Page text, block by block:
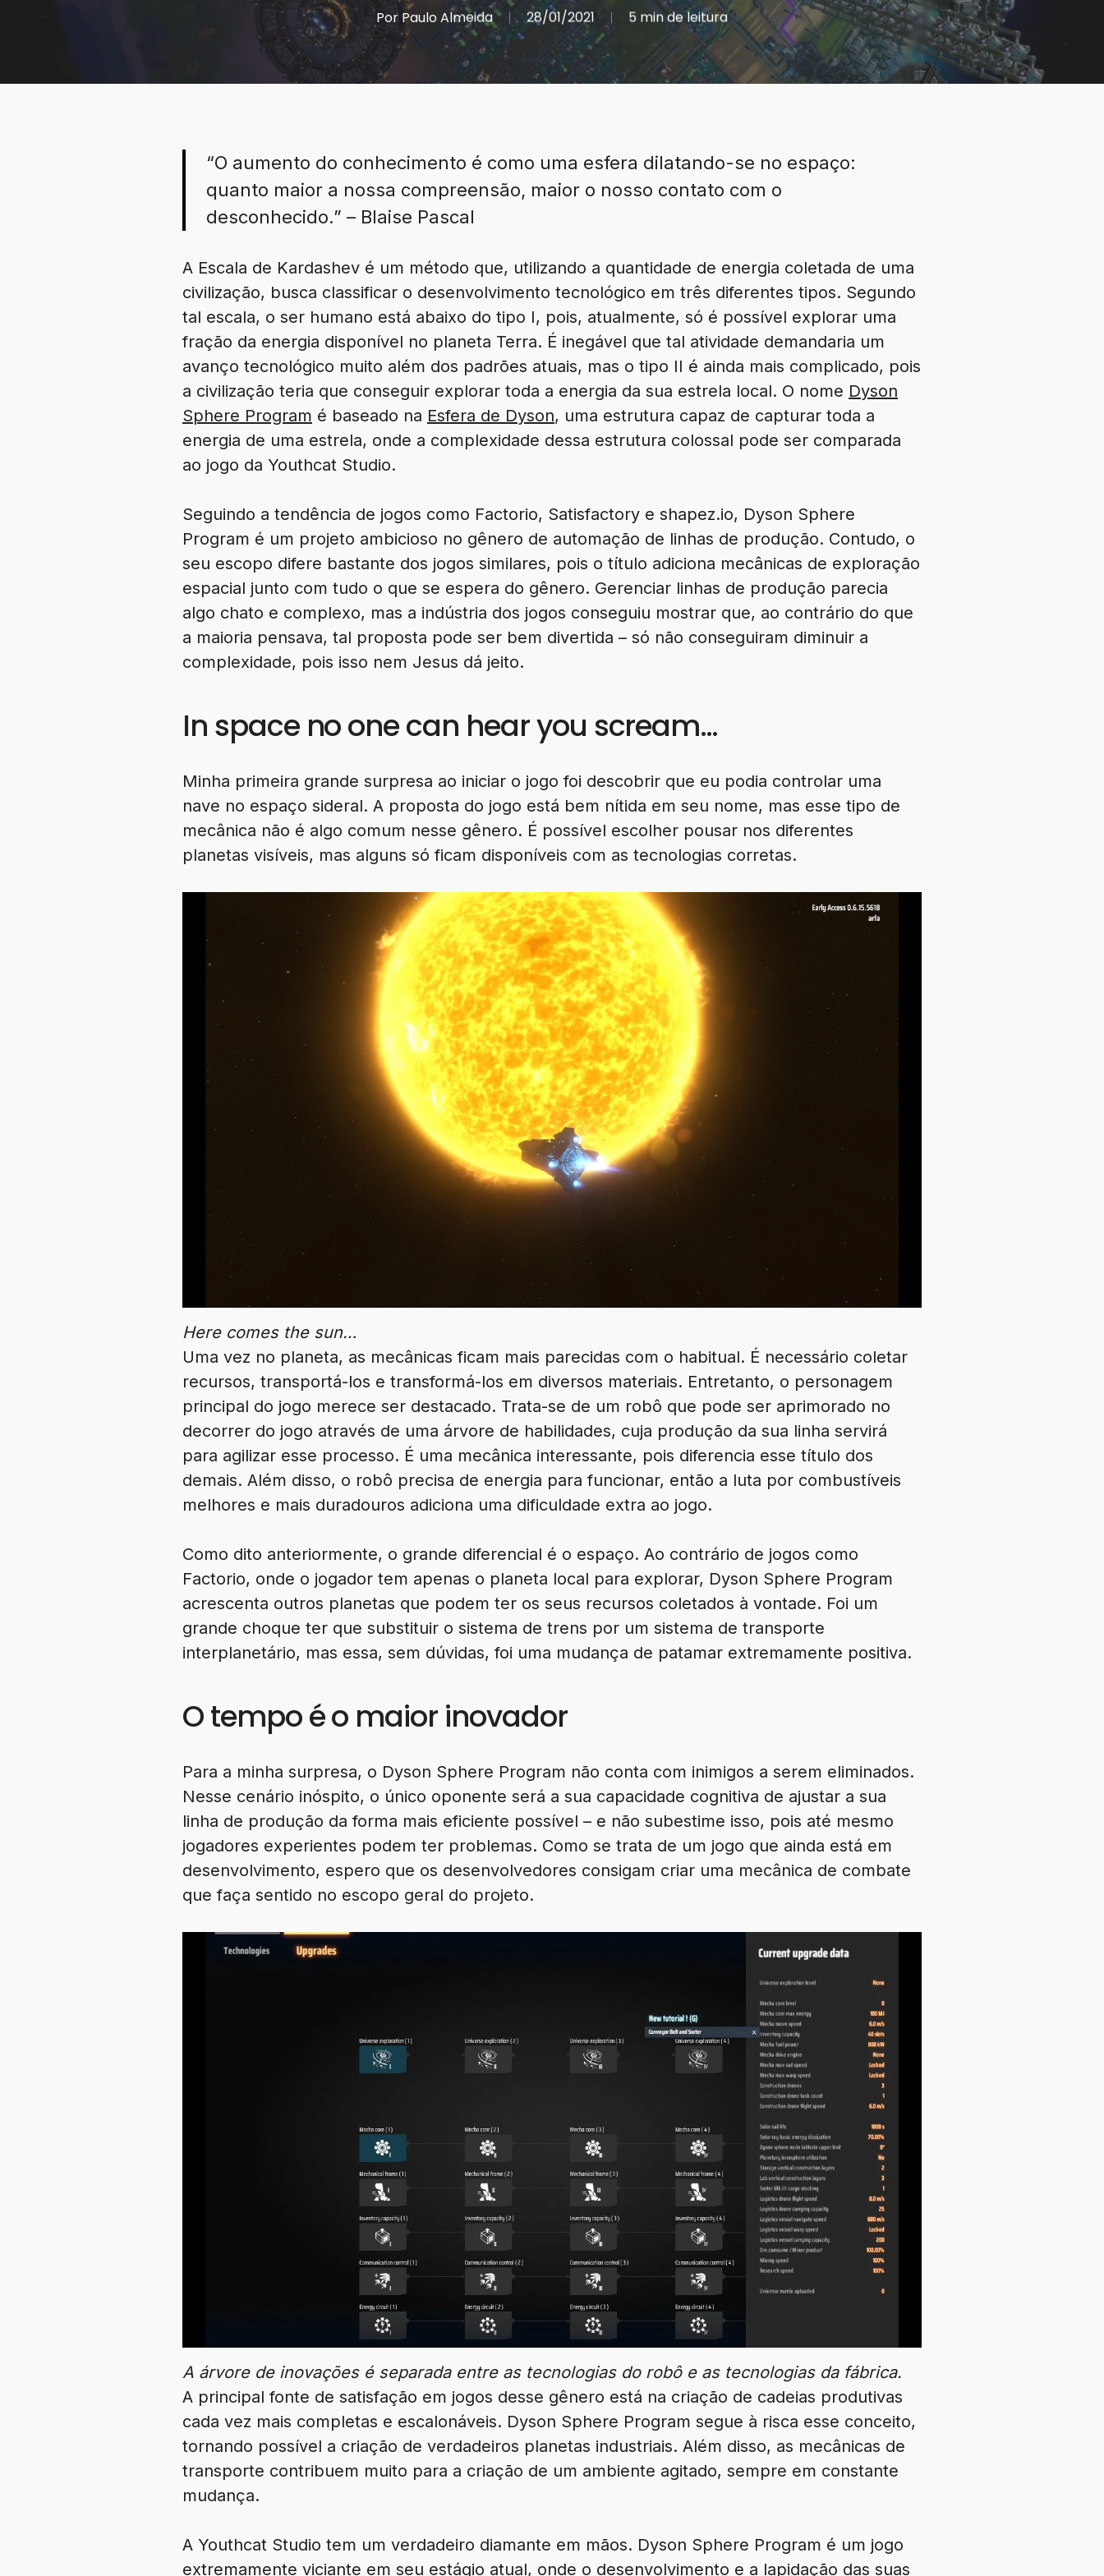
Por Paulo Almeida 28/01/2021 5 min de leitura
“O aumento do conhecimento é como uma esfera dilatando-se no espaço:
quanto maior a nossa compreensão, maior o nosso contato com o
desconhecido.” – Blaise Pascal
A Escala de Kardashev é um método que, utilizando a quantidade de energia coletada de uma
civilização, busca classificar o desenvolvimento tecnológico em três diferentes tipos. Segundo
tal escala, o ser humano está abaixo do tipo I, pois, atualmente, só é possível explorar uma
fração da energia disponível no planeta Terra. É inegável que tal atividade demandaria um
avanço tecnológico muito além dos padrões atuais, mas o tipo II é ainda mais complicado, pois
a civilização teria que conseguir explorar toda a energia da sua estrela local. O nome Dyson
Sphere Program é baseado na Esfera de Dyson, uma estrutura capaz de capturar toda a
energia de uma estrela, onde a complexidade dessa estrutura colossal pode ser comparada
ao jogo da Youthcat Studio.
Seguindo a tendência de jogos como Factorio, Satisfactory e shapez.io, Dyson Sphere
Program é um projeto ambicioso no gênero de automação de linhas de produção. Contudo, o
seu escopo difere bastante dos jogos similares, pois o título adiciona mecânicas de exploração
espacial junto com tudo o que se espera do gênero. Gerenciar linhas de produção parecia
algo chato e complexo, mas a indústria dos jogos conseguiu mostrar que, ao contrário do que
a maioria pensava, tal proposta pode ser bem divertida – só não conseguiram diminuir a
complexidade, pois isso nem Jesus dá jeito.
In space no one can hear you scream…
Minha primeira grande surpresa ao iniciar o jogo foi descobrir que eu podia controlar uma
nave no espaço sideral. A proposta do jogo está bem nítida em seu nome, mas esse tipo de
mecânica não é algo comum nesse gênero. É possível escolher pousar nos diferentes
planetas visíveis, mas alguns só ficam disponíveis com as tecnologias corretas.
Here comes the sun…
Uma vez no planeta, as mecânicas ficam mais parecidas com o habitual. É necessário coletar
recursos, transportá-los e transformá-los em diversos materiais. Entretanto, o personagem
principal do jogo merece ser destacado. Trata-se de um robô que pode ser aprimorado no
decorrer do jogo através de uma árvore de habilidades, cuja produção da sua linha servirá
para agilizar esse processo. É uma mecânica interessante, pois diferencia esse título dos
demais. Além disso, o robô precisa de energia para funcionar, então a luta por combustíveis
melhores e mais duradouros adiciona uma dificuldade extra ao jogo.
Como dito anteriormente, o grande diferencial é o espaço. Ao contrário de jogos como
Factorio, onde o jogador tem apenas o planeta local para explorar, Dyson Sphere Program
acrescenta outros planetas que podem ter os seus recursos coletados à vontade. Foi um
grande choque ter que substituir o sistema de trens por um sistema de transporte
interplanetário, mas essa, sem dúvidas, foi uma mudança de patamar extremamente positiva.
O tempo é o maior inovador
Para a minha surpresa, o Dyson Sphere Program não conta com inimigos a serem eliminados.
Nesse cenário inóspito, o único oponente será a sua capacidade cognitiva de ajustar a sua
linha de produção da forma mais eficiente possível – e não subestime isso, pois até mesmo
jogadores experientes podem ter problemas. Como se trata de um jogo que ainda está em
desenvolvimento, espero que os desenvolvedores consigam criar uma mecânica de combate
que faça sentido no escopo geral do projeto.
A árvore de inovações é separada entre as tecnologias do robô e as tecnologias da fábrica.
A principal fonte de satisfação em jogos desse gênero está na criação de cadeias produtivas
cada vez mais completas e escalonáveis. Dyson Sphere Program segue à risca esse conceito,
tornando possível a criação de verdadeiros planetas industriais. Além disso, as mecânicas de
transporte contribuem muito para a criação de um ambiente agitado, sempre em constante
mudança.
A Youthcat Studio tem um verdadeiro diamante em mãos. Dyson Sphere Program é um jogo
extremamente viciante em seu estágio atual, onde o desenvolvimento e a lapidação das suas